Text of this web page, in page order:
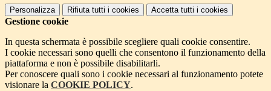
Personalizza Rifiuta tutti i cookies Accetta tutti i cookies
Gestione cookie
In questa schermata è possibile scegliere quali cookie consentire.
I cookie necessari sono quelli che consentono il funzionamento della
piattaforma e non è possibile disabilitarli.
Per conoscere quali sono i cookie necessari al funzionamento potete
visionare la COOKIE POLICY.